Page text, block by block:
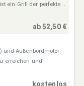
ein Grill der perfekte...
ab 52,50 €
und Außenbordmotor
erreichen und
kostenlos